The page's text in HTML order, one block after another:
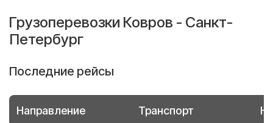
Грузоперевозки Ковров - Санкт-
Петербург
Последние рейсы
Направление Транспорт